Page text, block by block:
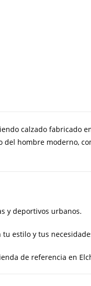
calzado fabricado
hombre moderno,
y deportivos urbanos.
estilo y tus
de referencia en